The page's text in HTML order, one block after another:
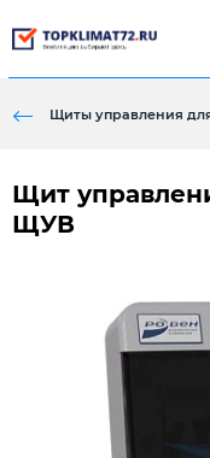
Щиты управления
Щит
ЩУВ